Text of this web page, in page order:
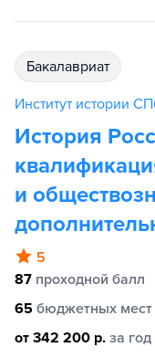
бакалавриат
Институт истории
История
и
5
87 проходной балл
65 бюджетных мест
от 342 200 р. за год